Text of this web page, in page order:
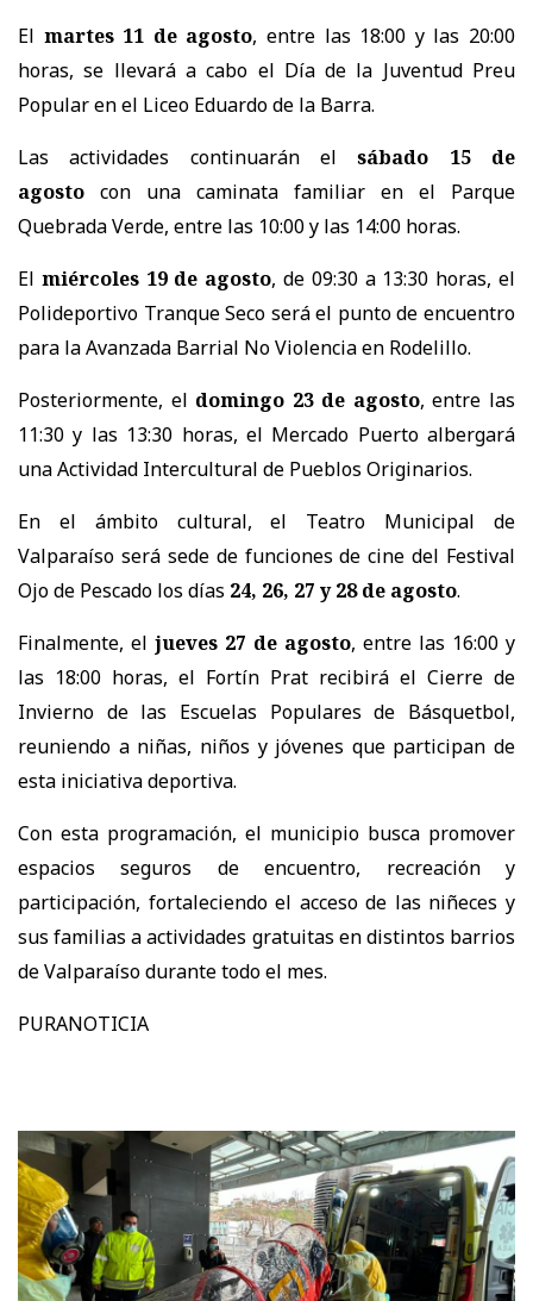
El martes 11 de agosto, entre las 18:00 y las 20:00
horas, se llevará a cabo el Día de la Juventud Preu
Popular en el Liceo Eduardo de la Barra.
Las actividades continuarán el
sábado 15 de
agosto con una caminata familiar en el Parque
Quebrada Verde, entre las 10:00 y las 14:00 horas.
El miércoles 19 de agosto, de 09:30 a 13:30 horas, el
Polideportivo Tranque Seco será el punto de encuentro
para la Avanzada Barrial No Violencia en Rodelillo.
Posteriormente, el domingo 23 de agosto, entre las
11:30 y las 13:30 horas, el Mercado Puerto albergará
una Actividad Intercultural de Pueblos Originarios.
En el ámbito cultural, el Teatro Municipal de
Valparaíso será sede de funciones de cine del Festival
Ojo de Pescado los días 24, 26, 27 y 28 de agosto.
Finalmente, el jueves 27 de agosto, entre las 16:00 y
las 18:00 horas, el Fortín Prat recibirá el Cierre de
Invierno de las Escuelas Populares de Básquetbol,
reuniendo a niñas, niños y jóvenes que participan de
esta iniciativa deportiva.
Con esta programación, el municipio busca promover
espacios seguros de encuentro, recreación y
participación, fortaleciendo el acceso de las niñeces y
sus familias a actividades gratuitas en distintos barrios
de Valparaíso durante todo el mes.
PURANOTICIA